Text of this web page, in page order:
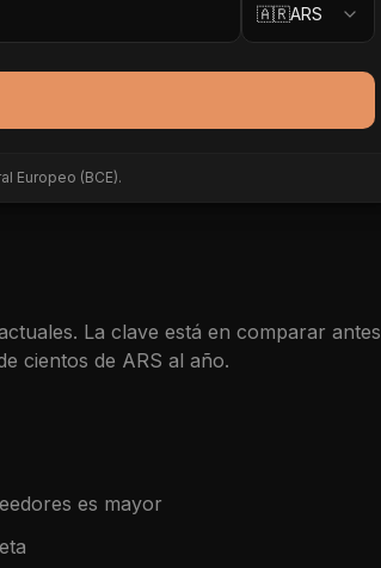
🇦🇷ARS
Europeo (BCE).
La clave está en comparar antes
cientos de ARS al año.
es mayor